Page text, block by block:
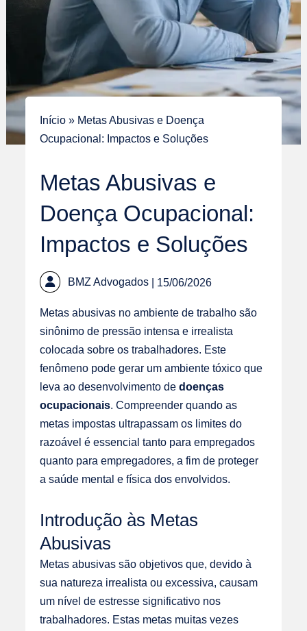
Início » Metas Abusivas e Doença
Ocupacional: Impactos e Soluções
Metas Abusivas e
Doença Ocupacional:
Impactos e Soluções
BMZ Advogados | 15/06/2026
Metas abusivas no ambiente de trabalho são
sinônimo de pressão intensa e irrealista
colocada sobre os trabalhadores. Este
fenômeno pode gerar um ambiente tóxico que
leva ao desenvolvimento dedoenças
ocupacionais. Compreender quando as
metas impostas ultrapassam os limites do
razoável é essencial tanto para empregados
quanto para empregadores, a fim de proteger
a saúde mental e física dos envolvidos.
Introdução às Metas
Abusivas
Metas abusivas são objetivos que, devido à
sua natureza irrealista ou excessiva, causam
um nível de estresse significativo nos
trabalhadores. Estas metas muitas vezes